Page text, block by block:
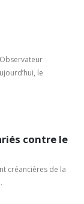
le
contre le
créancières de la